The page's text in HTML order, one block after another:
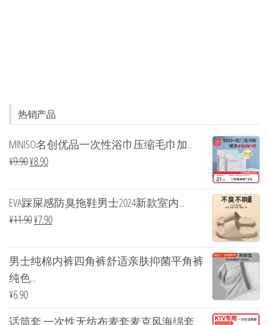
热销产品
MINISO名创优品一次性浴巾压缩毛巾加...
¥9.90¥8.90
EVA踩屎感防臭拖鞋男士2024新款室内...
¥11.90¥7.90
男士纯棉内裤四角裤舒适亲肤抑菌平角裤
纯色...
¥6.90
话筒套 一次性无纺布麦套麦克风海绵套